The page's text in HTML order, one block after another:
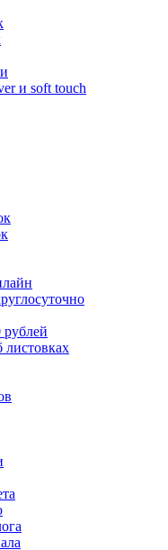
и soft touch
рублей
листовках